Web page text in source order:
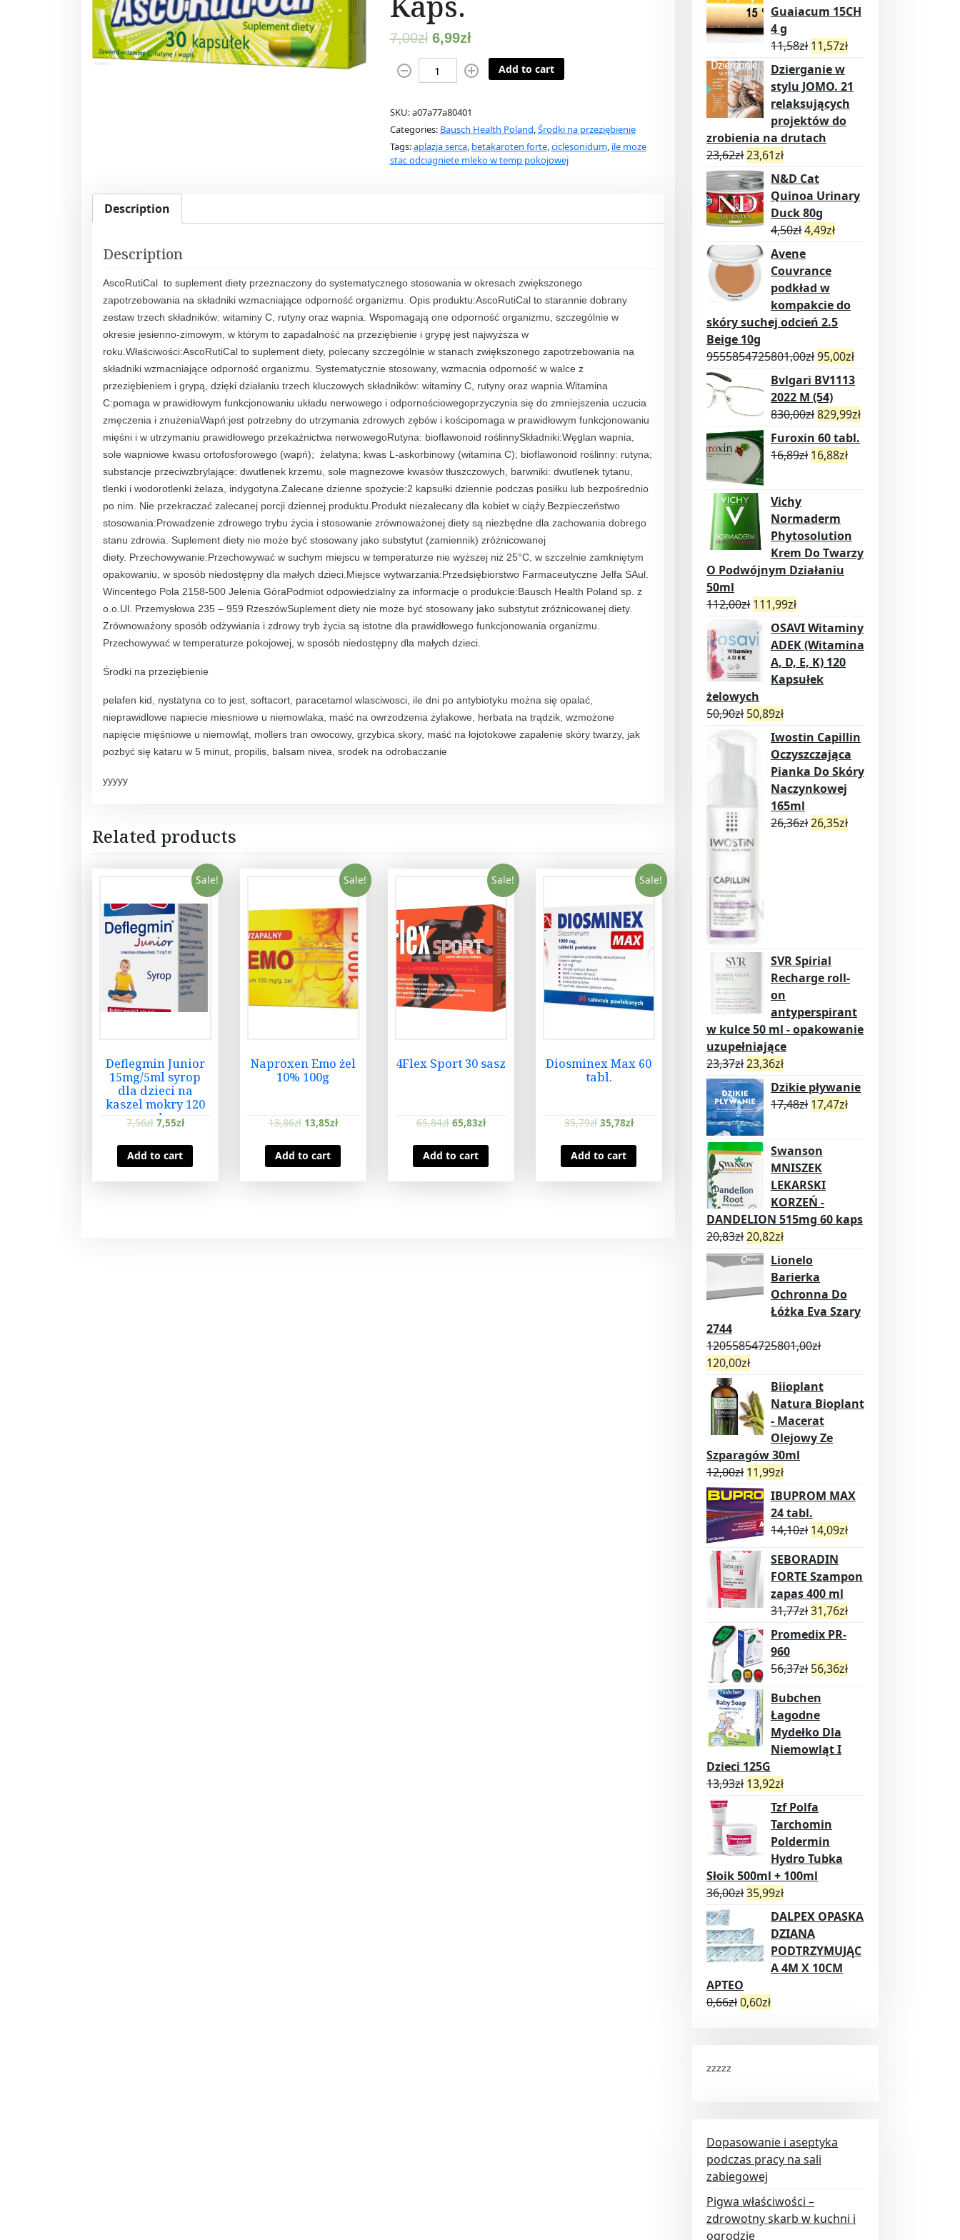
7,00zł 6,99zł
o
r
u
t
a
K
a
p
s
.
q
u
a
n
t
i
t
y
Add to cart
SKU:a07a77a80401
Categories: Bausch Health Poland,Środki na przeziębienie
Tags:aplazja serca, betakaroten forte,ciclesonidum, ile moze
stac odciagniete mleko w temp pokojowej
Description
Description
AscoRutiCal to suplement diety przeznaczony do systematycznego stosowania w okresach zwiększonego
zapotrzebowania na składniki wzmacniające odporność organizmu. Opis produktu:AscoRutiCal to starannie dobrany
zestaw trzech składników: witaminy C, rutyny oraz wapnia. Wspomagają one odporność organizmu, szczególnie w
okresie jesienno-zimowym, w którym to zapadalność na przeziębienie i grypę jest najwyższa w
roku.Właściwości:AscoRutiCal to suplement diety, polecany szczególnie w stanach zwiększonego zapotrzebowania na
składniki wzmacniające odporność organizmu. Systematycznie stosowany, wzmacnia odporność w walce z
przeziębieniem i grypą, dzięki działaniu trzech kluczowych składników: witaminy C, rutyny oraz wapnia.Witamina
C:pomaga w prawidłowym funkcjonowaniu układu nerwowego i odpornościowegoprzyczynia się do zmniejszenia uczucia
zmęczenia i znużeniaWapń:jest potrzebny do utrzymania zdrowych zębów i kościpomaga w prawidłowym funkcjonowaniu
mięśni i w utrzymaniu prawidłowego przekaźnictwa nerwowegoRutyna: bioflawonoid roślinnySkładniki:Węglan wapnia,
sole wapniowe kwasu ortofosforowego (wapń); żelatyna; kwas L-askorbinowy (witamina C); bioflawonoid roślinny: rutyna;
substancje przeciwzbrylające: dwutlenek krzemu, sole magnezowe kwasów tłuszczowych, barwniki: dwutlenek tytanu,
tlenki i wodorotlenki żelaza, indygotyna.Zalecane dzienne spożycie:2 kapsułki dziennie podczas posiłku lub bezpośrednio
po nim. Nie przekraczać zalecanej porcji dziennej produktu.Produkt niezalecany dla kobiet w ciąży.Bezpieczeństwo
stosowania:Prowadzenie zdrowego trybu życia i stosowanie zrównoważonej diety są niezbędne dla zachowania dobrego
stanu zdrowia. Suplement diety nie może być stosowany jako substytut (zamiennik) zróżnicowanej
diety. Przechowywanie:Przechowywać w suchym miejscu w temperaturze nie wyższej niż 25°C, w szczelnie zamkniętym
opakowaniu, w sposób niedostępny dla małych dzieci.Miejsce wytwarzania:Przedsiębiorstwo Farmaceutyczne Jelfa SAul.
Wincentego Pola 2158-500 Jelenia GóraPodmiot odpowiedzialny za informacje o produkcie:Bausch Health Poland sp. z
o.o.Ul. Przemysłowa 235 – 959 RzeszówSuplement diety nie może być stosowany jako substytut zróżnicowanej diety.
Zrównoważony sposób odżywiania i zdrowy tryb życia są istotne dla prawidłowego funkcjonowania organizmu.
Przechowywać w temperaturze pokojowej, w sposób niedostępny dla małych dzieci.
Środki na przeziębienie
pelafen kid, nystatyna co to jest, softacort, paracetamol wlasciwosci, ile dni po antybiotyku można się opalać,
nieprawidlowe napiecie miesniowe u niemowlaka, maść na owrzodzenia żylakowe, herbata na trądzik, wzmożone
napięcie mięśniowe u niemowląt, mollers tran owocowy, grzybica skory, maść na łojotokowe zapalenie skóry twarzy, jak
pozbyć się kataru w 5 minut, propilis, balsam nivea, srodek na odrobaczanie
yyyyy
Related products
Sale!
Deflegmin Junior
15mg/5ml syrop
dla dzieci na
kaszel mokry 120
ml
7,56zł 7,55zł
Add to cart
Sale!
Naproxen Emo żel
10% 100g
13,86zł 13,85zł
Add to cart
Sale!
4Flex Sport 30 sasz
65,84zł 65,83zł
Add to cart
Sale!
Diosminex Max 60
tabl.
35,79zł 35,78zł
Add to cart
Guaiacum 15CH
4 g
11,58zł 11,57zł
Dzierganie w
stylu JOMO. 21
relaksujących
projektów do
zrobienia na drutach
23,62zł23,61zł
N&D Cat
Quinoa Urinary
Duck 80g
4,50zł4,49zł
Avene
Couvrance
podkład w
kompakcie do
skóry suchej odcień 2.5
Beige 10g
9555854725801,00zł95,00zł
Bvlgari BV1113
2022 M (54)
830,00zł829,99zł
Furoxin 60 tabl.
16,89zł 16,88zł
Vichy
Normaderm
Phytosolution
Krem Do Twarzy
O Podwójnym Działaniu
50ml
112,00zł 111,99zł
OSAVI Witaminy
ADEK (Witamina
A, D, E, K) 120
Kapsułek
żelowych
50,90zł 50,89zł
Iwostin Capillin
Oczyszczająca
Pianka Do Skóry
Naczynkowej
165ml
26,36zł26,35zł
SVR Spirial
Recharge roll-
on
antyperspirant
w kulce 50 ml - opakowanie
uzupełniające
23,37zł23,36zł
Dzikie pływanie
17,48zł 17,47zł
Swanson
MNISZEK
LEKARSKI
KORZEŃ -
DANDELION 515mg 60 kaps
20,83zł20,82zł
Lionelo
Barierka
Ochronna Do
Łóżka Eva Szary
2744
12055854725801,00zł
120,00zł
Biioplant
Natura Bioplant
- Macerat
Olejowy Ze
Szparagów 30ml
12,00zł 11,99zł
IBUPROM MAX
24 tabl.
14,10zł 14,09zł
SEBORADIN
FORTE Szampon
zapas 400 ml
31,77zł31,76zł
Promedix PR-
960
56,37zł 56,36zł
Bubchen
Łagodne
Mydełko Dla
Niemowląt I
Dzieci 125G
13,93zł 13,92zł
Tzf Polfa
Tarchomin
Poldermin
Hydro Tubka
Słoik 500ml + 100ml
36,00zł35,99zł
DALPEX OPASKA
DZIANA
PODTRZYMUJĄC
A 4M X 10CM
APTEO
0,66zł0,60zł
zzzzz
Dopasowanie i aseptyka
podczas pracy na sali
zabiegowej
Pigwa właściwości –
zdrowotny skarb w kuchni i
ogrodzie